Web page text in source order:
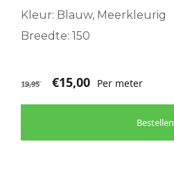
Kleur: Blauw, Meerkleurig
Breedte: 150
19,95 €15,00 Per meter
Bestellen